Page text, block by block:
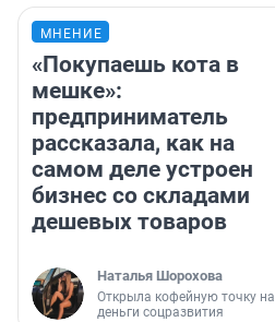
МНЕНИЕ
«Покупаешь кота в
мешке»:
предприниматель
рассказала, как на
самом деле устроен
бизнес со складами
дешевых товаров
Наталья Шорохова
Открыла кофейную точку на
деньги соцразвития